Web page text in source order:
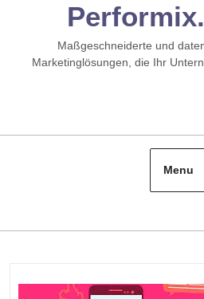
Maßgeschneiderte und
Marketinglösungen, die Ihr
Menu